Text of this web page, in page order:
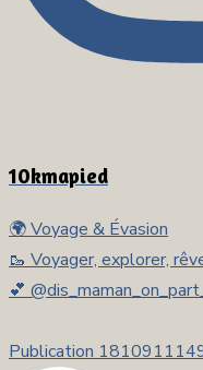
10kmapied
🌍 Voyage & Évasion
🥾 Voyager, explorer,
💕
Publication